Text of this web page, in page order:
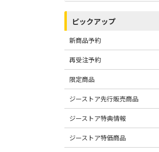
ピックアップ
新商品予約
再受注予約
限定商品
ジーストア先行販売商品
ジーストア特典情報
ジーストア特価商品